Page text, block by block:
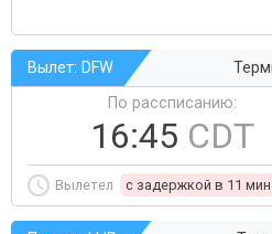
Вылет: DFW
По рассписанию:
16:45 CDT
Вылетел c задержкой в 11